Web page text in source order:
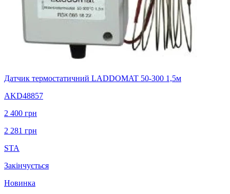
Датчик термостатичний LADDOMAT 50-300 1,5м
AKD48857
2 400 грн
2 281 грн
STA
Закінчується
Новинка